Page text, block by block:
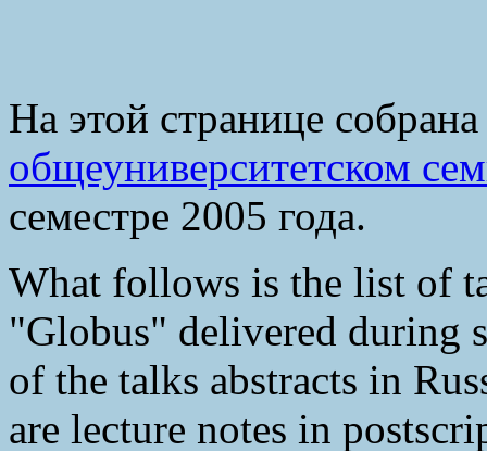
На этой странице
общеуниверситетском
семестре 2005 года.
What follows is the list of
"Globus" delivered during
of the talks abstracts in
are lecture notes in